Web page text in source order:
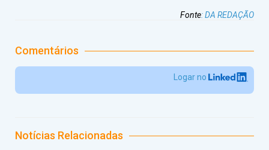
Fonte:DA REDAÇÃO
Comentários
Logar no
Notícias Relacionadas